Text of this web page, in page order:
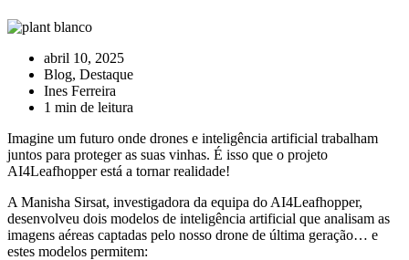
abril 10, 2025
Blog, Destaque
Ines Ferreira
1 min de leitura
Imagine um futuro onde drones e inteligência artificial trabalham
juntos para proteger as suas vinhas. É isso que o projeto
AI4Leafhopper está a tornar realidade!
A Manisha Sirsat, investigadora da equipa do AI4Leafhopper,
desenvolveu dois modelos de inteligência artificial que analisam as
imagens aéreas captadas pelo nosso drone de última geração… e
estes modelos permitem: